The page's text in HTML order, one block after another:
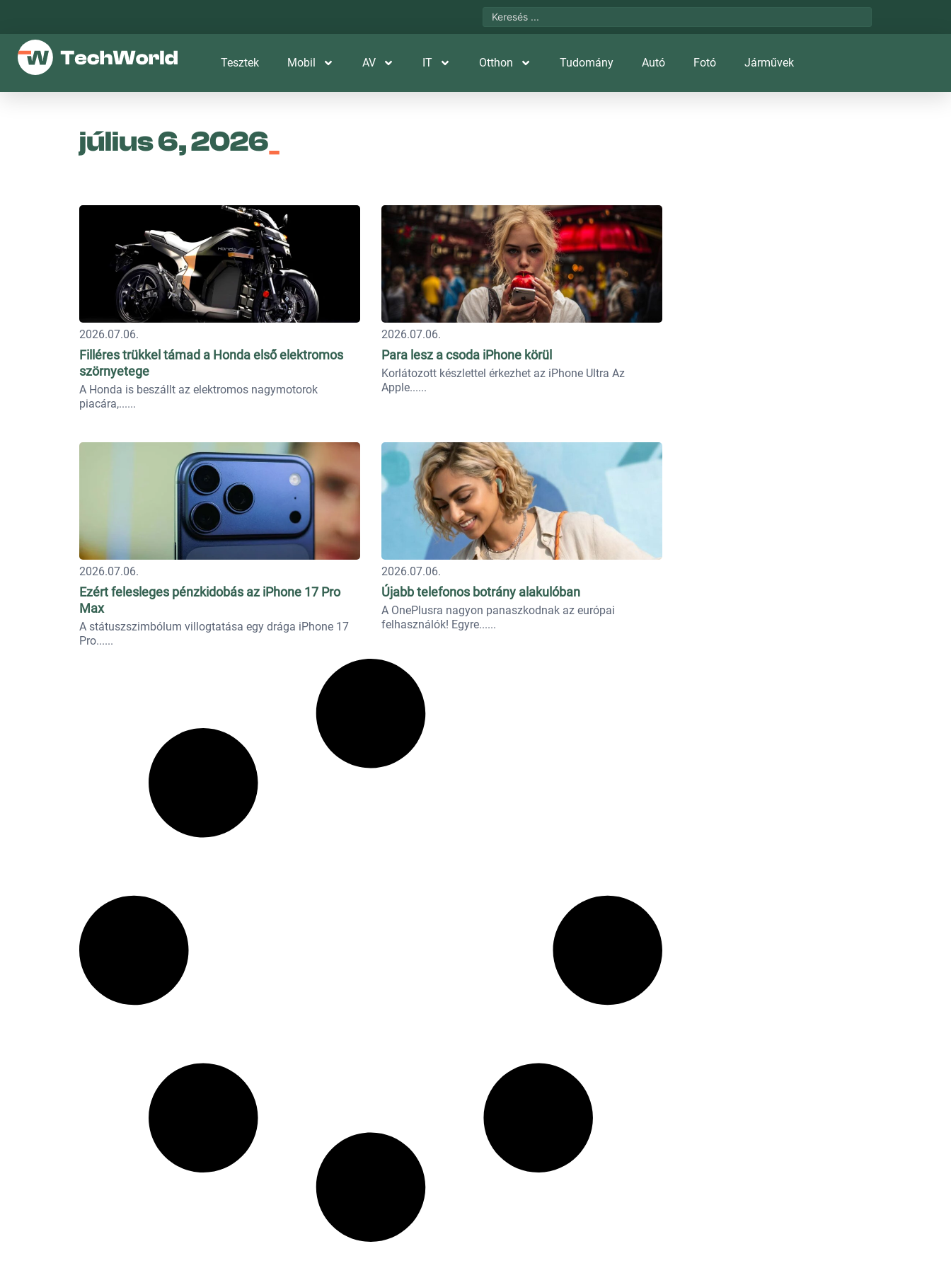
Tesztek Mobil AV IT Otthon Tudomány Autó Fotó Járművek
július 6, 2026
2026.07.06.
Filléres trükkel támad a Honda első elektromos
szörnyetege
A Honda is beszállt az elektromos nagymotorok
piacára,...
2026.07.06.
Para lesz a csoda iPhone körül
Korlátozott készlettel érkezhet az iPhone Ultra Az
Apple...
2026.07.06.
Ezért felesleges pénzkidobás az iPhone 17 Pro
Max
A státuszszimbólum villogtatása egy drága iPhone 17
Pro...
2026.07.06.
Újabb telefonos botrány alakulóban
A OnePlusra nagyon panaszkodnak az európai
felhasználók! Egyre...